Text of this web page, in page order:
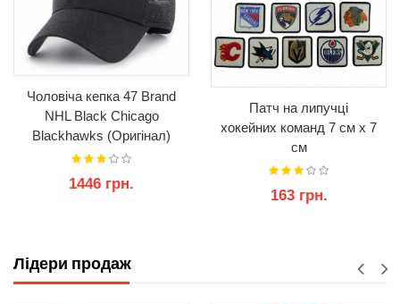
Чоловіча кепка 47 Brand
NHL Black Chicago
Blackhawks (Оригінал)
1446 грн.
Патч на липучці
хокейних команд 7 см х 7
см
163 грн.
Лідери продаж